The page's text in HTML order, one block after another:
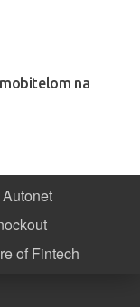
na
Autonet
of Fintech